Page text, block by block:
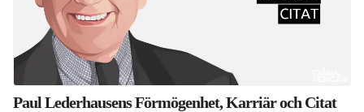
Paul Lederhausens Förmögenhet, Karriär och Citat